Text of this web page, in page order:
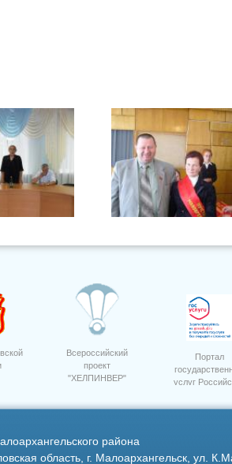
Россельхозбанк
Тычкова Л.А.
Семинар приемка посев 3
Всероссийский
проект
"ХЕЛПИНВЕР"
Портал
услуг
района
область, г. Малоархангельск, ул.